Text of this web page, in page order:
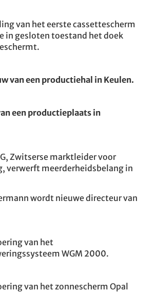
van het eerste cassettescherm
in gesloten toestand het doek
van een productiehal in Keulen.
een productieplaats in
Zwitserse marktleider voor
verwerft meerderheidsbelang in
wordt nieuwe directeur van
van het
WGM 2000.
van het zonnescherm Opal